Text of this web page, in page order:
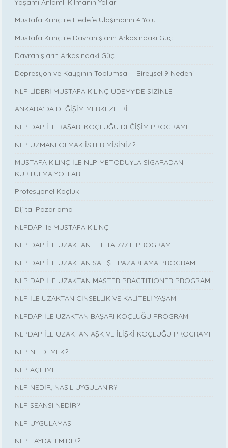
Yaşamı Anlamlı Kılmanın Yolları
Mustafa Kılınç ile Hedefe Ulaşmanın 4 Yolu
Mustafa Kılınç ile Davranışların Arkasındaki Güç
Davranışların Arkasındaki Güç
Depresyon ve Kaygının Toplumsal – Bireysel 9 Nedeni
NLP LİDERİ MUSTAFA KILINÇ UDEMY'DE SİZİNLE
ANKARA’DA DEĞİŞİM MERKEZLERİ
NLP DAP İLE BAŞARI KOÇLUĞU DEĞİŞİM PROGRAMI
NLP UZMANI OLMAK İSTER MİSİNİZ?
MUSTAFA KILINÇ İLE NLP METODUYLA SİGARADAN
KURTULMA YOLLARI
Profesyonel Koçluk
Dijital Pazarlama
NLPDAP ile MUSTAFA KILINÇ
NLP DAP İLE UZAKTAN THETA 777 E PROGRAMI
NLP DAP İLE UZAKTAN SATIŞ - PAZARLAMA PROGRAMI
NLP DAP İLE UZAKTAN MASTER PRACTITIONER PROGRAMI
NLP İLE UZAKTAN CİNSELLİK VE KALİTELİ YAŞAM
NLPDAP İLE UZAKTAN BAŞARI KOÇLUĞU PROGRAMI
NLPDAP İLE UZAKTAN AŞK VE İLİŞKİ KOÇLUĞU PROGRAMI
NLP NE DEMEK?
NLP AÇILIMI
NLP NEDİR, NASIL UYGULANIR?
NLP SEANSI NEDİR?
NLP UYGULAMASI
NLP FAYDALI MIDIR?